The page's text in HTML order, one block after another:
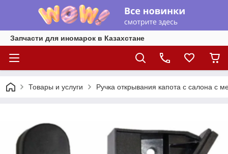
Запчасти для иномарок в Казахстане
Товары и услуги Ручка открывания капота с салона с